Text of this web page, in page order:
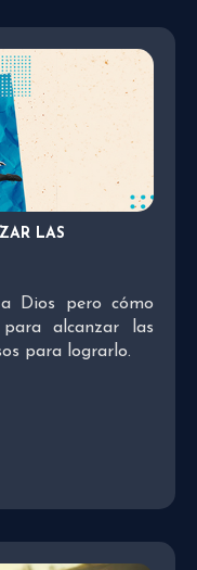
LAS
Dios pero cómo
alcanzar las
para lograrlo.